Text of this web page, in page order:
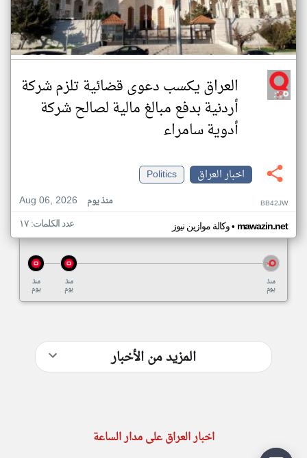
العراق يكسب دعوى قضائية تلزم شركة
أردنية بدفع مبالغ مالية لصالح شركة
أدوية سامراء
اخبار العراق
Politics
Aug 06, 2026
منذ يوم BB42JW
وكالة موازين نيوز• mawazin.net عدد الكلمات: ١٧
منذ
يوم
منذ
يوم
منذ
يوم
المزيد من الأخبار
اخبار العراق على مدار الساعة